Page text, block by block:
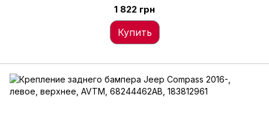
1 822 грн
Купить